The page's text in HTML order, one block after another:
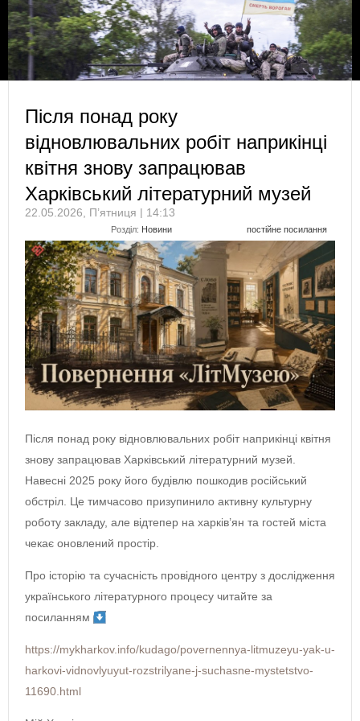
Після понад року
відновлювальних робіт наприкінці
квітня знову запрацював
Харківський літературний музей
22.05.2026, П’ятниця | 14:13
Розділ: Новини постійне посилання
Після понад року відновлювальних робіт наприкінці квітня
знову запрацював Харківський літературний музей.
Навесні 2025 року його будівлю пошкодив російський
обстріл. Це тимчасово призупинило активну культурну
роботу закладу, але відтепер на харків’ян та гостей міста
чекає оновлений простір.
Про історію та сучасність провідного центру з дослідження
українського літературного процесу читайте за
посиланням
https://mykharkov.info/kudago/povernennya-litmuzeyu-yak-u-
harkovi-vidnovlyuyut-rozstrilyane-j-suchasne-mystetstvo-
11690.html